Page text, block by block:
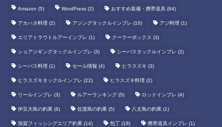
Amazon (5) WordPress (2) おすすめ装備・携帯道具 (84)
アカハタ料理 (2) アジングタックルインプレ (10) アジ料理 (1)
エリアトラウトルアーインプレ (1) クーラーボックス (3)
ショアジギングタックルインプレ (3) シーバスタックルインプレ (2)
シーバス料理 (1) セール情報 (4) ヒラスズキ (3)
ヒラスズキタックルインプレ (22) ヒラスズキ料理 (2)
リールインプレ (3) ルアーランキング (5) ロッドインプレ (4)
伊豆大島の釣果 (8) 佐渡島の釣果 (5) 八丈島の釣果 (1)
加賀フィッシングエリア釣果 (14) 包丁 (18) 携帯道具インプレ (1)